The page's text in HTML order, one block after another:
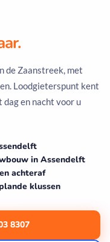
de Zaanstreek, met
Loodgieterspunt kent
en nacht voor u
in Assendelft
achteraf
klussen
8307